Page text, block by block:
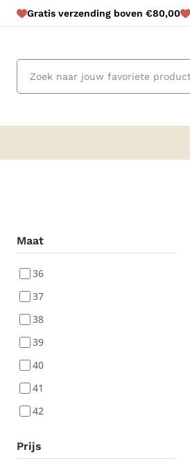
Gratis verzending boven €80,00
Maat
36
37
38
39
40
41
42
Prijs